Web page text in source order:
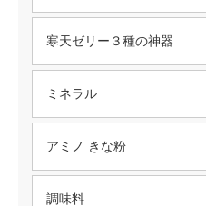
寒天ゼリー３種の神器
ミネラル
アミノ きな粉
調味料